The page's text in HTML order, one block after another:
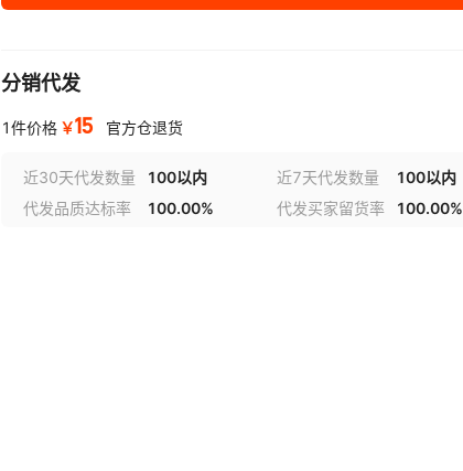
分销代发
1件价格 ￥15 官方仓退货
近30天代发数量 100以内 近7天代发数量 100以内
代发品质达标率
100.00% 代发买家留货率 100.00%